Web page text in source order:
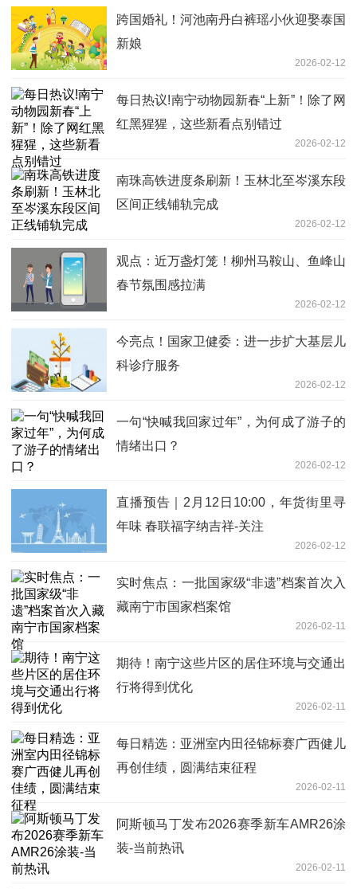
跨国婚礼！河池南丹白裤瑶小伙迎娶泰国
新娘
2026-02-12
每日热议!南宁动物园新春“上新”！除了网
红黑猩猩，这些新看点别错过
2026-02-12
南珠高铁进度条刷新！玉林北至岑溪东段
区间正线铺轨完成
2026-02-12
观点：近万盏灯笼！柳州马鞍山、鱼峰山
春节氛围感拉满
2026-02-12
今亮点！国家卫健委：进一步扩大基层儿
科诊疗服务
2026-02-12
一句“快喊我回家过年”，为何成了游子的
情绪出口？
2026-02-12
直播预告｜2月12日10:00，年货街里寻
年味 春联福字纳吉祥-关注
2026-02-12
实时焦点：一批国家级“非遗”档案首次入
藏南宁市国家档案馆
2026-02-11
期待！南宁这些片区的居住环境与交通出
行将得到优化
2026-02-11
每日精选：亚洲室内田径锦标赛广西健儿
再创佳绩，圆满结束征程
2026-02-11
阿斯顿马丁发布2026赛季新车AMR26涂
装-当前热讯
2026-02-11